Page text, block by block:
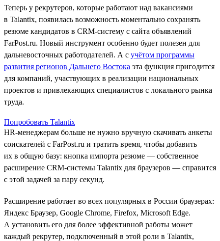
Теперь у рекрутеров, которые работают над вакансиями
в Talantix, появилась возможность моментально сохранять
резюме кандидатов в CRM-систему с сайта объявлений
FarPost.ru. Новый инструмент особенно будет полезен для
дальневосточных работодателей. А с учётом программы
развития регионов Дальнего Востока эта функция пригодится
для компаний, участвующих в реализации национальных
проектов и привлекающих специалистов с локального рынка
труда.
Попробовать Talantix
HR-менеджерам больше не нужно вручную скачивать анкеты
соискателей с FarPost.ru и тратить время, чтобы добавить
их в общую базу: кнопка импорта резюме — собственное
расширение CRM-системы Talantix для браузеров — справится
с этой задачей за пару секунд.
Расширение работает во всех популярных в России браузерах:
Яндекс Браузер, Google Chrome, Firefox, Microsoft Edge.
А установить его для более эффективной работы может
каждый рекрутер, подключенный в этой роли в Talantix,